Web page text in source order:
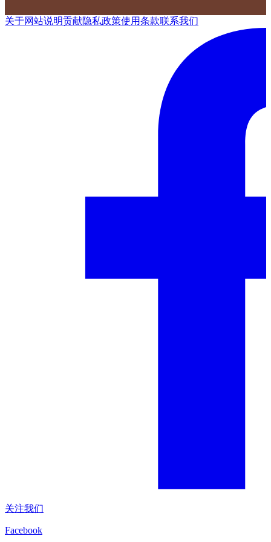
关于网站说明贡献隐私政策使用条款联系我们
关注我们
Facebook